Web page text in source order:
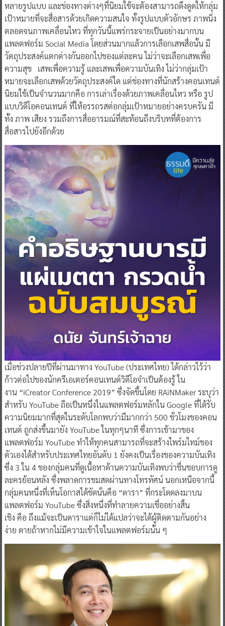
หลายรูปแบบ และช่องทางต่างๆที่นิยมใช้จะต้องสามารถดึงดูดให้กลุ่ม
เป้าหมายที่จะสื่อสารด้วยเกิดความสนใจ ทั้งรูปแบบตัวอักษร ภาพนิ่ง
ตลอดจนภาพเคลื่อนไหว ที่ทุกวันนี้แพร่กระจายเป็นอย่างมากบน
แพลตฟอร์ม Social Media โดยส่วนมากแล้วการเลือกเสพสื่อนั้น มี
วัตถุประสงค์แตกต่างกันออกไปของแต่ละคน ไม่ว่าจะเลือกเสพเพื่อ
ความสุข เสพเพื่อความรู้ และเสพเพื่อความบันเทิง ไม่ว่ากลุ่มเป้า
หมายจะเลือกเสพด้วยวัตถุประสงค์ใด แต่ช่องทางที่นักสร้างคอนเทนต์
นิยมใช้เป็นจำนวนมากคือ การเล่าเรื่องด้วยภาพเคลื่อนไหว หรือ รูป
แบบวิดีโอคอนเทนต์ ที่ให้อรรถรสต่อกลุ่มเป้าหมายอย่างครบครัน มี
ทั้ง ภาพ เสียง รวมถึงการสื่ออารมณ์ที่สะท้อนถึงบริบทที่ต้องการ
สื่อสารไปยังอีกด้วย
เมื่อช่วงปลายปีที่ผ่านมาทาง YouTube (ประเทศไทย) ได้กล่าวไว้ว่า
ก้าวต่อไปของนักครีเอเตอร์คอนเทนต์วิดีโอจำเป็นต้องรู้ ใน
งาน “iCreator Conference 2019” ซึ่งจัดขึ้นโดย RAiNMaker ระบุว่า
สำหรับ YouTube ถือเป็นหนึ่งในแพลตฟอร์มหลักใน Google ที่ได้รับ
ความนิยมมากที่สุดในระดับโลกพบว่ามีมากกว่า 500 ชั่วโมงของคอน
เทนต์ ถูกส่งขึ้นมายัง YouTube ในทุกๆนาที ซึ่งการเข้ามาของ
แพลตฟอร์ม YouTube ทำให้ทุกคนสามารถที่จะสร้างไพร์มไทม์ของ
ตัวเองได้สำหรับประเทศไทยอันดับ 1 ยังคงเป็นเรื่องของความบันเทิง
ซึ่ง 3 ใน 4 ของกลุ่มคนที่ดูเนื้อหาด้านความบันเทิงพบว่าชื่นชอบการดู
ละครย้อนหลัง ซึ่งพลาดการชมสดผ่านทางโทรทัศน์ นอกเหนือจากนี้
กลุ่มคนหนึ่งที่เห็นโอกาสได้ชัดนั่นคือ “ดารา” ที่กระโดดลงมาบน
แพลตฟอร์ม YouTube ซึ่งสิ่งหนึ่งที่ทำลายความเชื่ออย่างสิ้น
เชิง คือ ถึงแม้จะเป็นดาราแต่ก็ไม่ได้แปลว่าจะได้ผู้ติดตามกันอย่าง
ง่าย ดายถ้าหากไม่มีความเข้าใจในแพลตฟอร์มนั้น ๆ